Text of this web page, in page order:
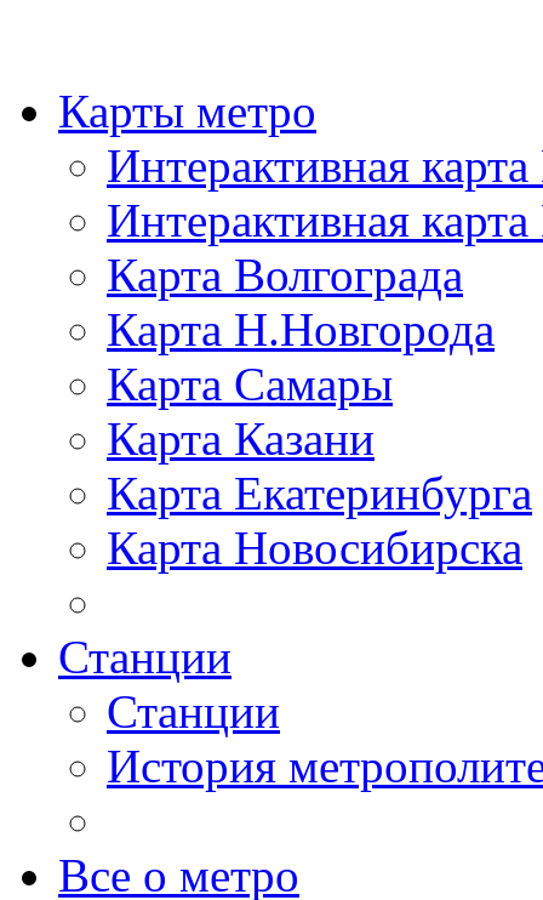
Карты метро
Интерактивная
Интерактивная
Карта Волгограда
Карта Н.Новгорода
Карта Самары
Карта Казани
Карта Екатеринбурга
Карта Новосибирска
Станции
Станции
История
Все о метро